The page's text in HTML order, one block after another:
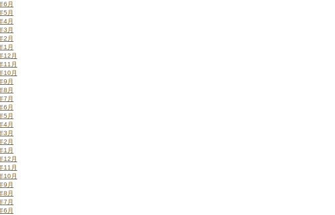
6月
5月
4月
3月
2月
1月
12月
11月
10月
9月
8月
7月
6月
5月
4月
3月
2月
1月
12月
11月
10月
9月
8月
7月
6月